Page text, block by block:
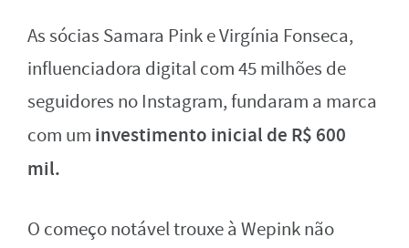
As sócias Samara Pink e Virgínia Fonseca,
influenciadora digital com 45 milhões de
seguidores no Instagram, fundaram a marca
com um investimento inicial de R$ 600
mil.
O começo notável trouxe à Wepink não